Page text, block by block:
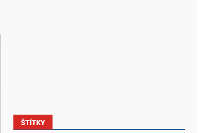
ŠTÍTKY